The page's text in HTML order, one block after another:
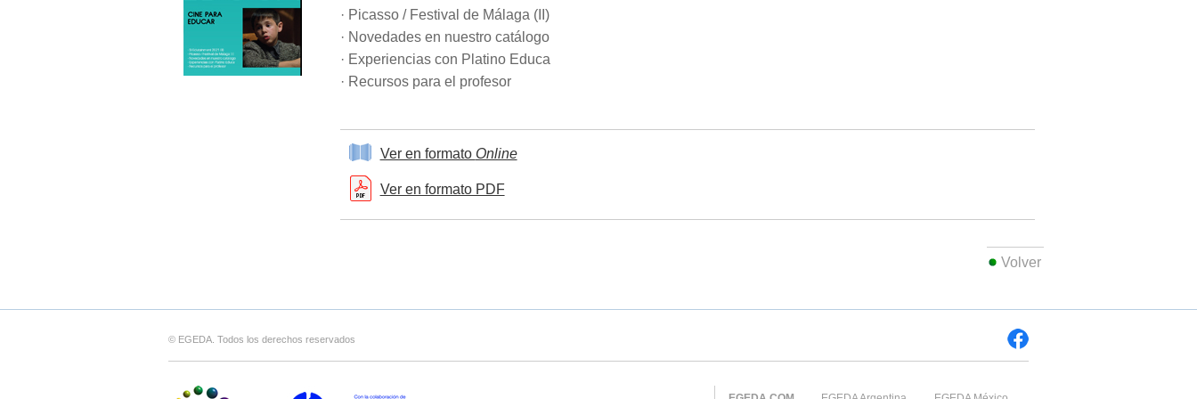
· Picasso / Festival de Málaga (II)
· Novedades en nuestro catálogo
· Experiencias con Platino Educa
· Recursos para el profesor
Ver en formato Online
Ver en formato PDF
Volver
© EGEDA. Todos los derechos reservados